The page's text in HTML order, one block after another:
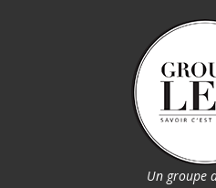
Un groupe